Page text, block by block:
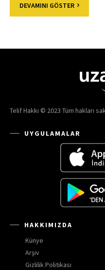
DEVAMINI GÖSTER
Telif Hakkı © 2023 Tüm hakları
UYGULAMALAR
HAKKIMIZDA
Künye
Arşiv
Gizlilik Politikası